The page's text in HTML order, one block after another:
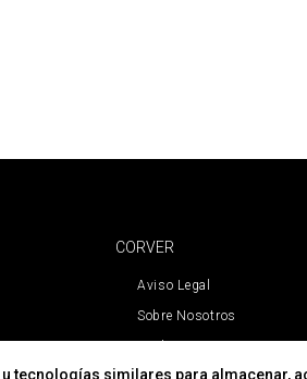
CORVER
Aviso Legal
Sobre Nosotros
tecnologías similares para almacenar,